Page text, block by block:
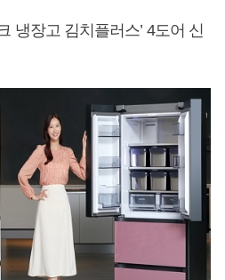
냉장고 김치플러스’ 4도어 신